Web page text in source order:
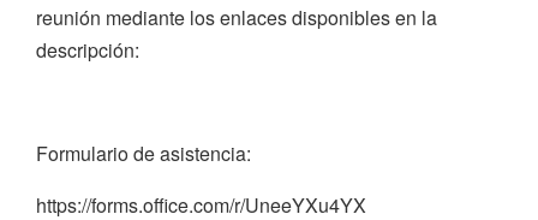
reunión mediante los enlaces disponibles en la
descripción:
Formulario de asistencia:
https://forms.office.com/r/UneeYXu4YX